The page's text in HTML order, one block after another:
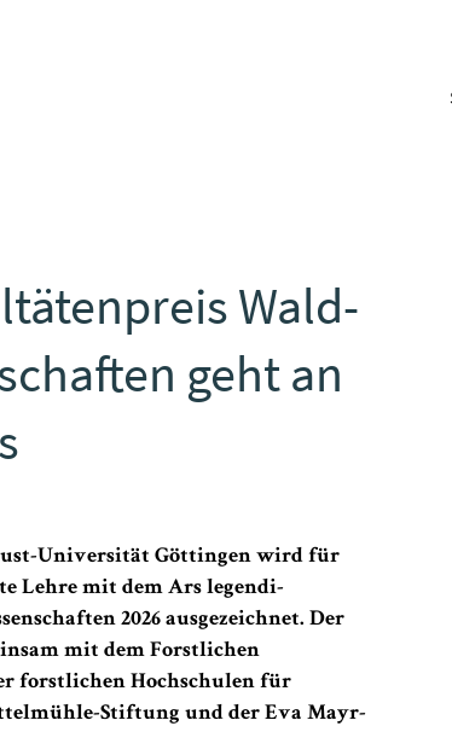
Wald-
geht an
Universität Göttingen wird für
Lehre mit dem Ars legendi-
2026 ausgezeichnet. Der
mit dem Forstlichen
forstlichen Hochschulen für
Stiftung und der Eva Mayr-